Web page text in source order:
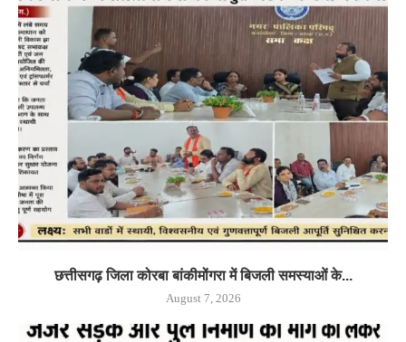
छत्तीसगढ़ जिला कोरबा बांकीमोंगरा में बिजली समस्याओं के...
August 7, 2026